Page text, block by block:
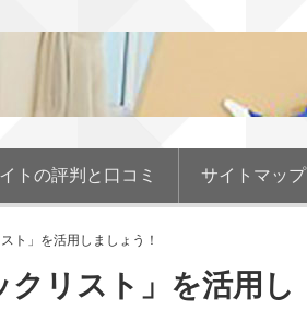
トの評判と口コミ サイトマップ
ト」を活用しましょう！
リスト」を活用し